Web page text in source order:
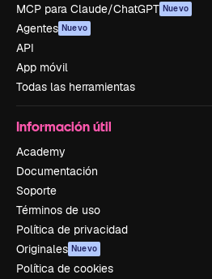
MCP para Claude/ChatGPT Nuevo
Agentes Nuevo
API
App móvil
Todas las herramientas
Información útil
Academy
Documentación
Soporte
Términos de uso
Política de privacidad
Originales Nuevo
Política de cookies